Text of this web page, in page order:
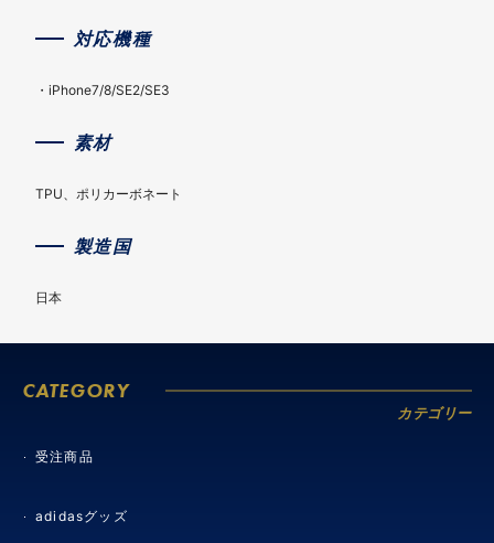
対応機種
・iPhone7/8/SE2/SE3
素材
TPU、ポリカーボネート
製造国
日本
CATEGORY
カテゴリー
受注商品
adidasグッズ